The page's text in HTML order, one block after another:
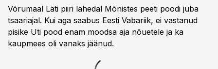
Võrumaal Läti piiri lähedal Mõnistes peeti poodi juba
tsaariajal. Kui aga saabus Eesti Vabariik, ei vastanud
pisike Uti pood enam moodsa aja nõuetele ja ka
kaupmees oli vanaks jäänud.